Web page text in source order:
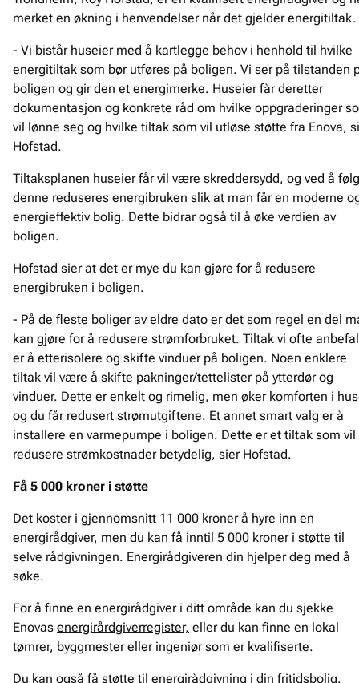
merket en økning i henvendelser når det gjelder energitiltak.
- Vi bistår huseier med å kartlegge behov i henhold til hvilke
energitiltak som bør utføres på boligen. Vi ser på tilstanden
boligen og gir den et energimerke. Huseier får deretter
dokumentasjon og konkrete råd om hvilke oppgraderinger
vil lønne seg og hvilke tiltak som vil utløse støtte fra Enova,
Hofstad.
Tiltaksplanen huseier får vil være skreddersydd, og ved å
denne reduseres energibruken slik at man får en moderne
energieffektiv bolig. Dette bidrar også til å øke verdien av
boligen.
Hofstad sier at det er mye du kan gjøre for å redusere
energibruken i boligen.
- På de fleste boliger av eldre dato er det som regel en del
kan gjøre for å redusere strømforbruket. Tiltak vi ofte
er å etterisolere og skifte vinduer på boligen. Noen enklere
tiltak vil være å skifte pakninger/tettelister på ytterdør og
vinduer. Dette er enkelt og rimelig, men øker komforten i
og du får redusert strømutgiftene. Et annet smart valg er å
installere en varmepumpe i boligen. Dette er et tiltak som vil
redusere strømkostnader betydelig, sier Hofstad.
Få 5 000 kroner i støtte
Det koster i gjennomsnitt 11 000 kroner å hyre inn en
energirådgiver, men du kan få inntil 5 000 kroner i støtte til
selve rådgivningen. Energirådgiveren din hjelper deg med å
søke.
For å finne en energirådgiver i ditt område kan du sjekke
Enovas energirårdgiverregister, eller du kan finne en lokal
tømrer, byggmester eller ingeniør som er kvalifiserte.
Du kan også få støtte til energirådgivning i din fritidsbolig.